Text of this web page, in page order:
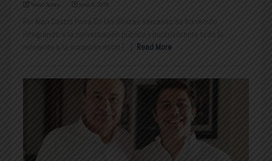
Nuevo Sonora junio 8, 2026
Por Alan Castro Parra En las últimas semanas se ha venido
integrando a la conversación pública y puntualmente todo lo
referente a la sucesión estat [...]
Read More